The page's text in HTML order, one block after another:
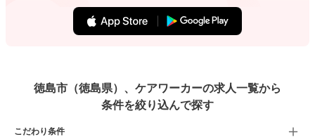
徳島市（徳島県）、ケアワーカーの求人一覧から
条件を絞り込んで探す
こだわり条件